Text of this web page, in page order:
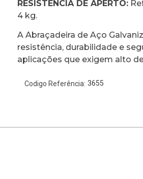
RESISTÊNCIA DE APERTO:
4 kg.
A Abraçadeira de Aço
resistência, durabilidade e
aplicações que exigem alto
Codigo Referência: 3655